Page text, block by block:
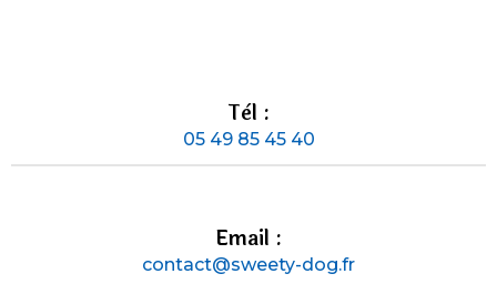
Tèl :
05 49 85 45 40
Email :
contact@sweety-dog.fr